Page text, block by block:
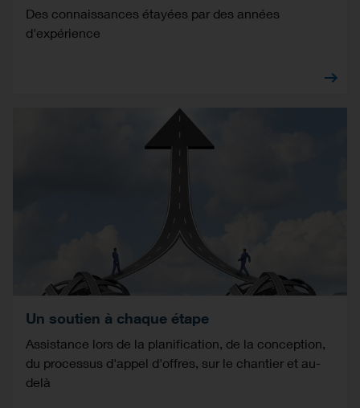
Des connaissances étayées par des années
d'expérience
Un soutien à chaque étape
Assistance lors de la planification, de la conception,
du processus d'appel d'offres, sur le chantier et au-
delà